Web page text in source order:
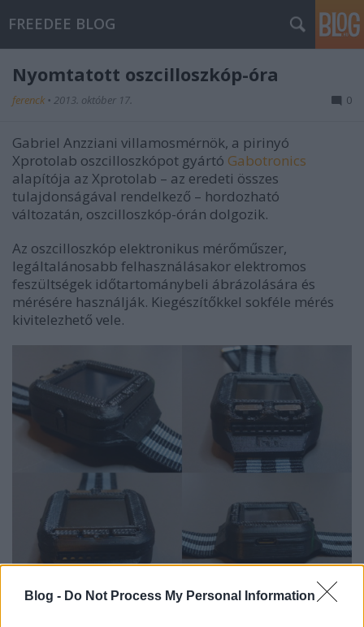
Blog - Do Not Process My Personal Information
FREEDEE BLOG
Nyomtatott oszcilloszkóp-óra
ferenck • 2013. október 17. 0
Gabriel Anzziani villamosmérnök, a pirinyó
Xprotolab oszcilloszkópot gyártó Gabotronics
alapítója az Xprotolab – az eredeti összes
tulajdonságával rendelkező – hordozható
változatán, oszcilloszkóp-órán dolgozik.
Az oszcilloszkóp elektronikus mérőműszer,
legáltalánosabb felhasználásakor elektromos
feszültségek időtartománybeli ábrázolására és
mérésére használják. Kiegészítőkkel sokféle mérés
kivitelezhető vele.